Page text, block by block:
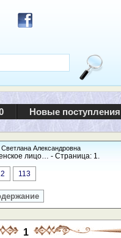
Новые поступления
Александровна
лицо… - Страница: 1.
113
1